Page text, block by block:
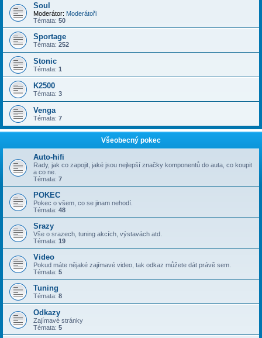
Soul
Moderátor: Moderátoři
Témata: 50
Sportage
Témata: 252
Stonic
Témata: 1
K2500
Témata: 3
Venga
Témata: 7
Všeobecný pokec
Auto-hifi
Rady, jak co zapojit, jaké jsou nejlepší značky komponentů do auta, co koupit
a co ne.
Témata: 7
POKEC
Pokec o všem, co se jinam nehodí.
Témata: 48
Srazy
Vše o srazech, tuning akcích, výstavách atd.
Témata: 19
Video
Pokud máte nějaké zajímavé video, tak odkaz můžete dát právě sem.
Témata: 5
Tuning
Témata: 8
Odkazy
Zajímavé stránky
Témata: 5